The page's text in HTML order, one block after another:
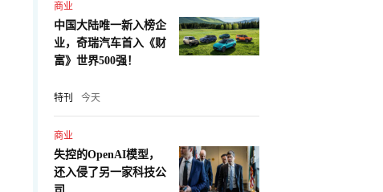
商业
中国大陆唯一新入榜企
业，奇瑞汽车首入《财
富》世界500强！
特刊 今天
商业
失控的OpenAI模型，
还入侵了另一家科技公